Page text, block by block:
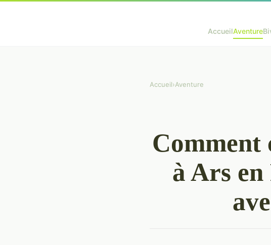
AccueilAventure
Accueil›Aventure
Comment
à Ars en